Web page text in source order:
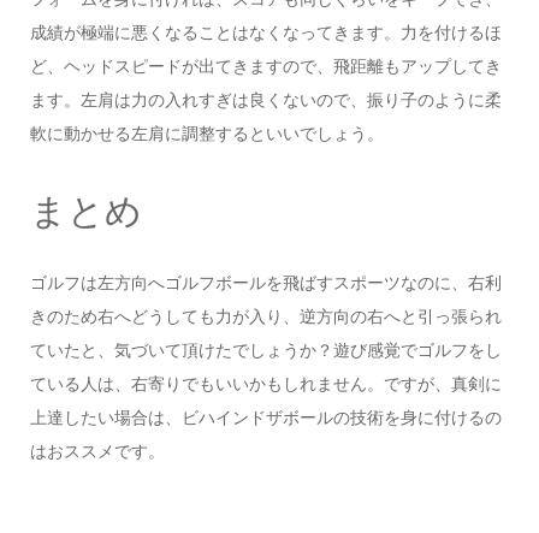
成績が極端に悪くなることはなくなってきます。力を付けるほ
ど、ヘッドスピードが出てきますので、飛距離もアップしてき
ます。左肩は力の入れすぎは良くないので、振り子のように柔
軟に動かせる左肩に調整するといいでしょう。
まとめ
ゴルフは左方向へゴルフボールを飛ばすスポーツなのに、右利
きのため右へどうしても力が入り、逆方向の右へと引っ張られ
ていたと、気づいて頂けたでしょうか？遊び感覚でゴルフをし
ている人は、右寄りでもいいかもしれません。ですが、真剣に
上達したい場合は、ビハインドザボールの技術を身に付けるの
はおススメです。